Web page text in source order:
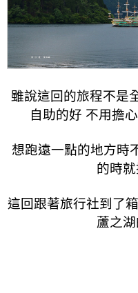
雖說這回的旅程不是
自助的好 不用擔
想跑遠一點的地方時
的時
這回跟著旅行社到了
蘆之